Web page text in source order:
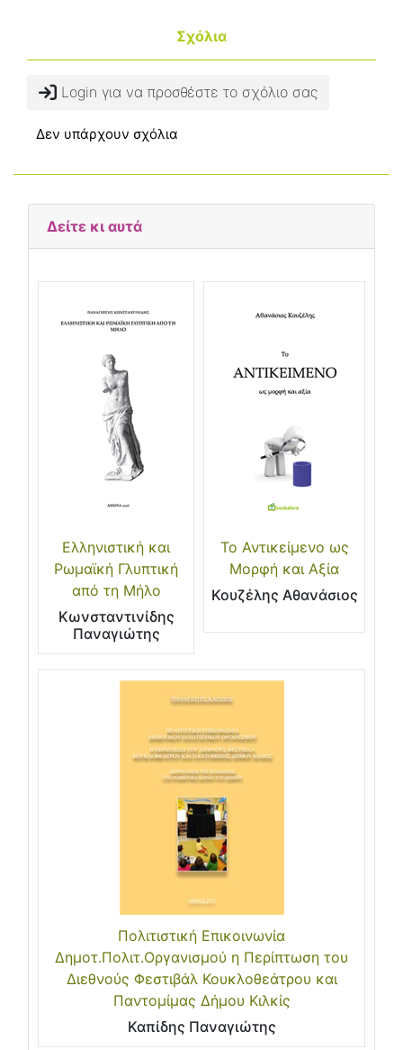
Σχόλια
Login για να προσθέστε το σχόλιο σας
Δεν υπάρχουν σχόλια
Δείτε κι αυτά
Ελληνιστική και
Ρωμαϊκή Γλυπτική
από τη Μήλο
Κωνσταντινίδης
Παναγιώτης
Το Αντικείμενο ως
Μορφή και Αξία
Κουζέλης Αθανάσιος
Πολιτιστική Επικοινωνία
Δημοτ.Πολιτ.Οργανισμού η Περίπτωση του
Διεθνούς Φεστιβάλ Κουκλοθεάτρου και
Παντομίμας Δήμου Κιλκίς
Καπίδης Παναγιώτης